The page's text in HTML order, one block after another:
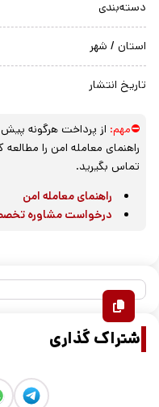
دسته‌بندی
استان / شهر
تاریخ انتشار
⛔مهم: از پرداخت هرگونه
راهنمای معامله امن را
تماس بگیرید.
راهنمای معامله امن
درخواست مشاوره
اشتراک گذاری